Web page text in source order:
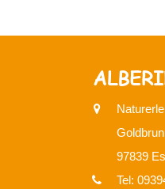
97839
Tel: